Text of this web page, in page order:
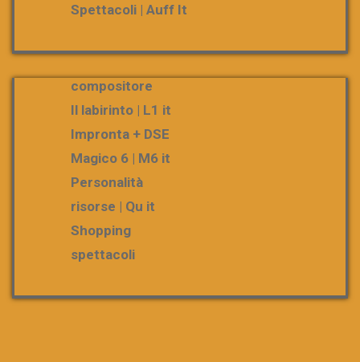
Spettacoli | Auff It
compositore
Il labirinto | L1 it
Impronta + DSE
Magico 6 | M6 it
Personalità
risorse | Qu it
Shopping
spettacoli